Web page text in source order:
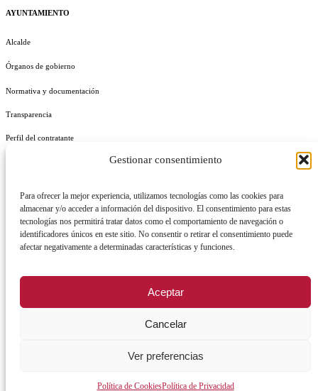
Gestionar consentimiento
Para ofrecer la mejor experiencia, utilizamos tecnologías como las cookies para
almacenar y/o acceder a información del dispositivo. El consentimiento para estas
tecnologías nos permitirá tratar datos como el comportamiento de navegación o
identificadores únicos en este sitio. No consentir o retirar el consentimiento puede
afectar negativamente a determinadas características y funciones.
Aceptar
Cancelar
Ver preferencias
Política de CookiesPolítica de Privacidad
AYUNTAMIENTO
Alcalde
Órganos de gobierno
Normativa y documentación
Transparencia
Perfil del contratante
REGISTRO DE ACTIVIDADES DE TRATAMIENTO